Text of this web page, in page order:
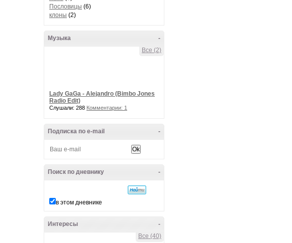
Пословицы (6)
клоны (2)
-
Музыка
Все (2)
Lady GaGa - Alejandro (Bimbo Jones
Radio Edit)
Слушали: 288 Комментарии: 1
-
Подписка по e-mail
-
Поиск по дневнику
в этом дневнике
-
Интересы
Все (40)